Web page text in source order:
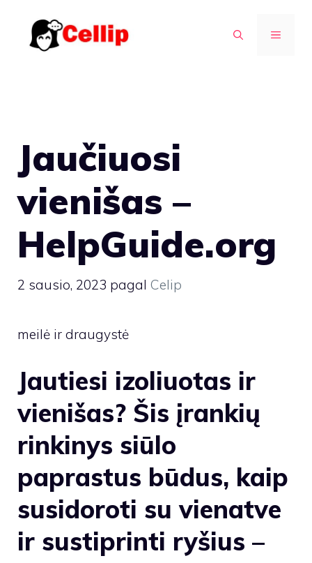
turinio
MENIU
Jaučiuosi
vienišas –
HelpGuide.org
2 sausio, 2023 pagal Celip
meilė ir draugystė
Jautiesi izoliuotas ir
vienišas? Šis įrankių
rinkinys siūlo
paprastus būdus, kaip
susidoroti su vienatve
ir sustiprinti ryšius –